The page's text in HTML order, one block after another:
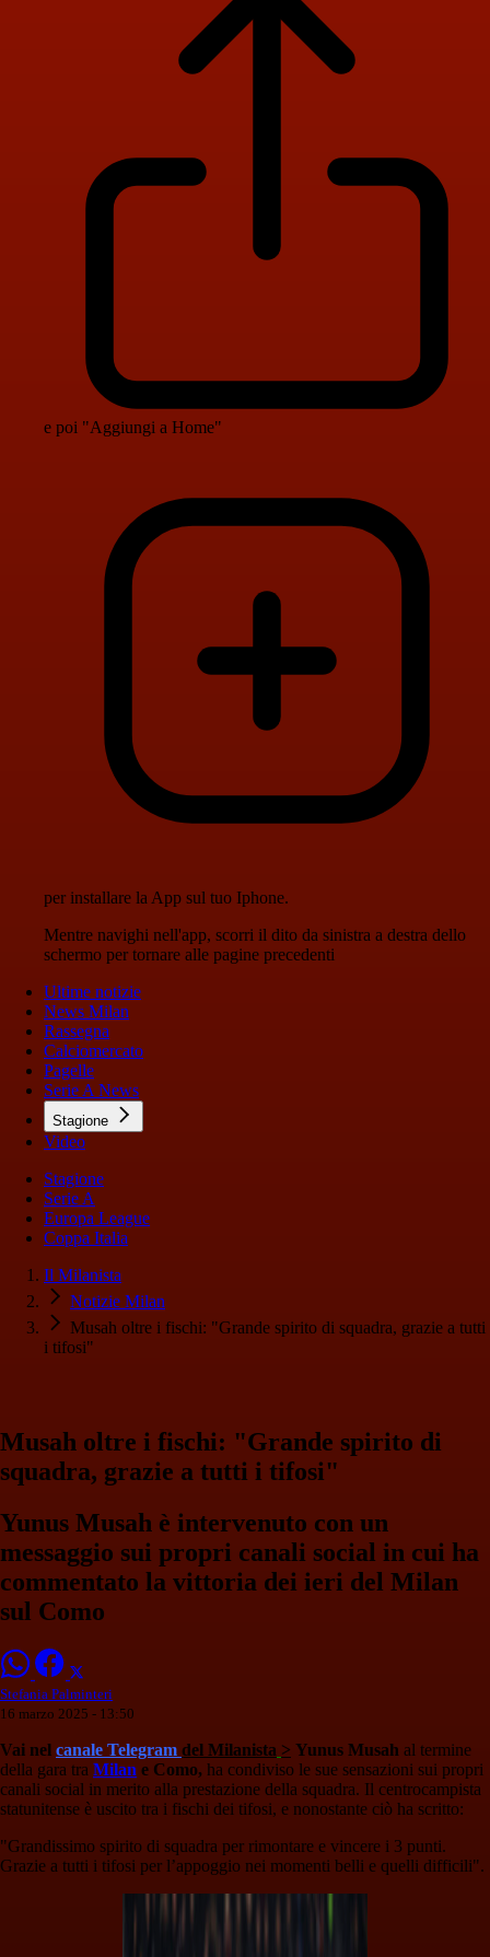
e poi "Aggiungi a Home"
per installare la App sul tuo Iphone.
Mentre navighi nell'app, scorri il dito da sinistra a destra dello
schermo per tornare alle pagine precedenti
Ultime notizie
News Milan
Rassegna
Calciomercato
Pagelle
Serie A News
Stagione
Video
Stagione
Serie A
Europa League
Coppa Italia
Il Milanista
Notizie Milan
Musah oltre i fischi: "Grande spirito di squadra, grazie a tutti
i tifosi"
Musah oltre i fischi: "Grande spirito di
squadra, grazie a tutti i tifosi"
Yunus Musah è intervenuto con un
messaggio sui propri canali social in cui ha
commentato la vittoria dei ieri del Milan
sul Como
Stefania Palminteri
16 marzo 2025 - 13:50
Vai nel canale Telegram del Milanista > Yunus Musah al termine
della gara tra Milan e Como, ha condiviso le sue sensazioni sui propri
canali social in merito alla prestazione della squadra. Il centrocampista
statunitense è uscito tra i fischi dei tifosi, e nonostante ciò ha scritto:
"Grandissimo spirito di squadra per rimontare e vincere i 3 punti.
Grazie a tutti i tifosi per l’appoggio nei momenti belli e quelli difficili".